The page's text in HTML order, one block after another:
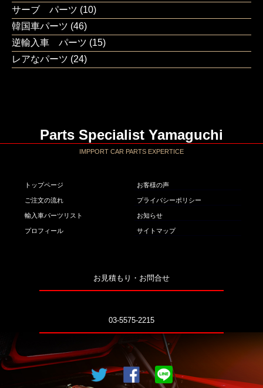
サーブ パーツ (10)
韓国車パーツ (46)
逆輸入車 パーツ (15)
レアなパーツ (24)
Parts Specialist Yamaguchi
IMPPORT CAR PARTS EXPERTICE
トップページ
ご注文の流れ
輸入車パーツリスト
プロフィール
お客様の声
プライバシーポリシー
お知らせ
サイトマップ
お見積もり・お問合せ
03-5575-2215